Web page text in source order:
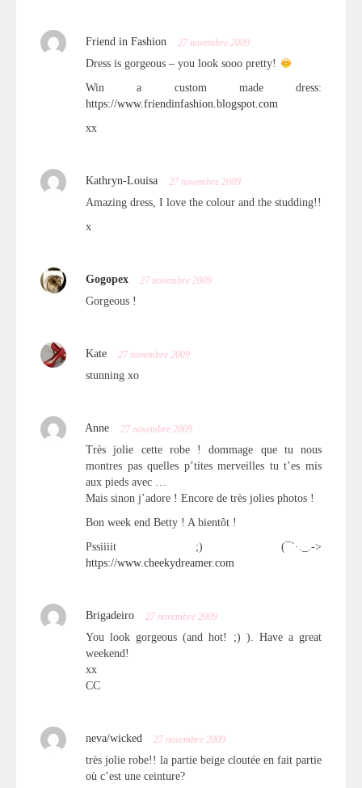
Friend in Fashion 27 novembre 2009
Dress is gorgeous – you look sooo pretty!
Win a custom made dress:
https://www.friendinfashion.blogspot.com
xx
Kathryn-Louisa 27 novembre 2009
Amazing dress, I love the colour and the studding!!
x
Gogopex 27 novembre 2009
Gorgeous !
Kate 27 novembre 2009
stunning xo
Anne 27 novembre 2009
Très jolie cette robe ! dommage que tu nous
montres pas quelles p’tites merveilles tu t’es mis
aux pieds avec …
Mais sinon j’adore ! Encore de très jolies photos !
Bon week end Betty ! A bientôt !
Pssiiiit ;) (¯`·._.->
https://www.cheekydreamer.com
Brigadeiro 27 novembre 2009
You look gorgeous (and hot! ;) ). Have a great
weekend!
xx
CC
neva/wicked 27 novembre 2009
très jolie robe!! la partie beige cloutée en fait partie
où c’est une ceinture?